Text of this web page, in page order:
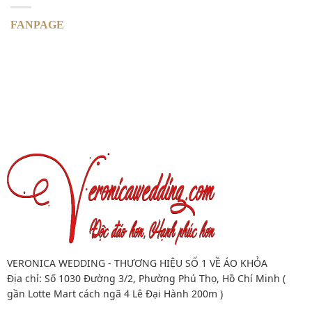
FANPAGE
VERONICA WEDDING - THƯƠNG HIỆU SỐ 1 VỀ ÁO KHỎA
Địa chỉ: Số 1030 Đường 3/2, Phường Phú Thọ, Hồ Chí Minh (
gần Lotte Mart cách ngã 4 Lê Đại Hành 200m )